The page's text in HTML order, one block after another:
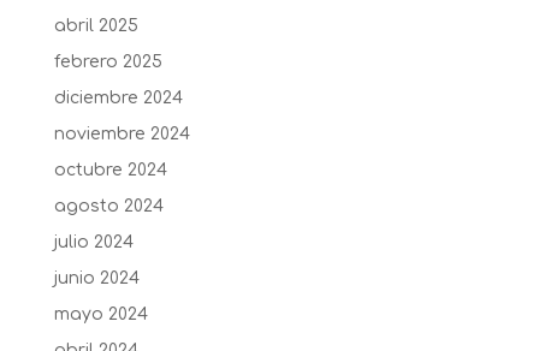
abril 2025
febrero 2025
diciembre 2024
noviembre 2024
octubre 2024
agosto 2024
julio 2024
junio 2024
mayo 2024